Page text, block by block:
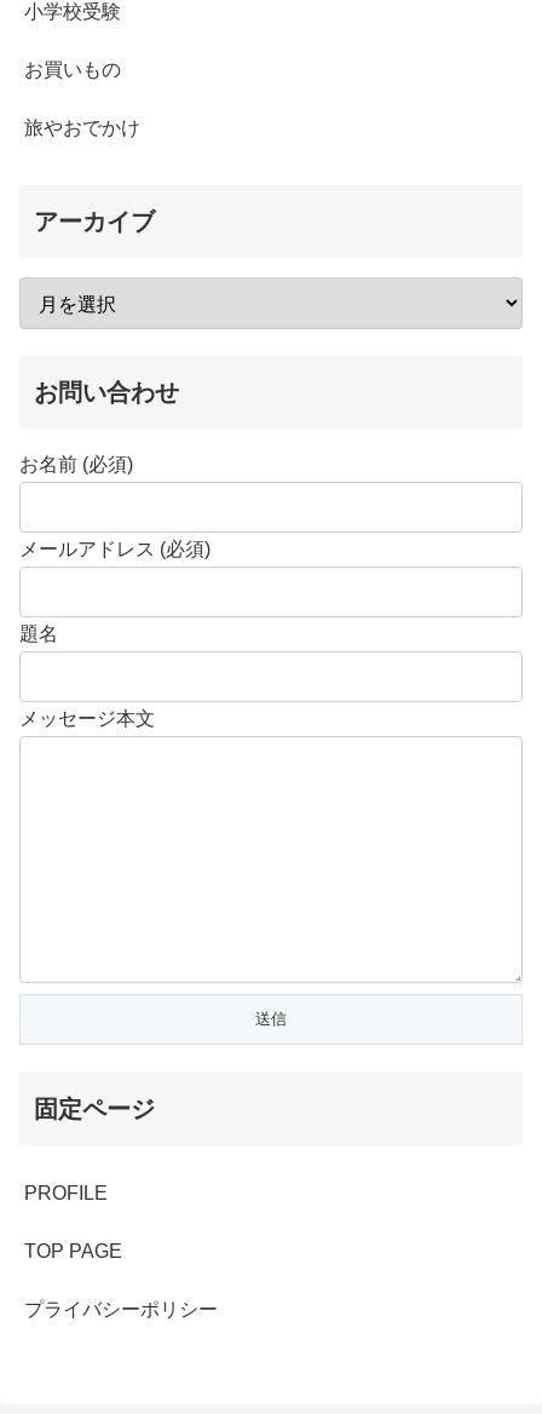
小学校受験
お買いもの
旅やおでかけ
アーカイブ
お問い合わせ
お名前 (必須)
メールアドレス (必須)
題名
メッセージ本文
固定ページ
PROFILE
TOP PAGE
プライバシーポリシー